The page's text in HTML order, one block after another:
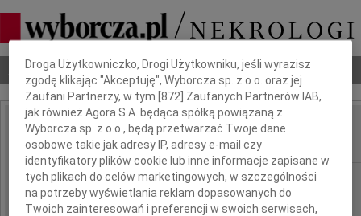
Nekrologi Odeszli Poradnik pogrzebowy
IMIĘ I NAZWISKO: Ewa Król
REGION: Lublin
DATA EMISJI: 24.10.2022
Dbamy o Twoją prywatność
Droga Użytkowniczko, Drogi Użytkowniku, jeśli wyrazisz
zgodę klikając "Akceptuję", Wyborcza sp. z o.o. oraz jej
Zaufani Partnerzy, w tym [872 ] Zaufanych Partnerów IAB,
jak również Agora S.A. będąca spółką powiązaną z
Wyborcza sp. z o.o., będą przetwarzać Twoje dane
osobowe takie jak adresy IP, adresy e-mail czy
identyfikatory plików cookie lub inne informacje zapisane w
tych plikach do celów marketingowych, w szczególności
na potrzeby wyświetlania reklam dopasowanych do
Twoich zainteresowań i preferencji w swoich serwisach,